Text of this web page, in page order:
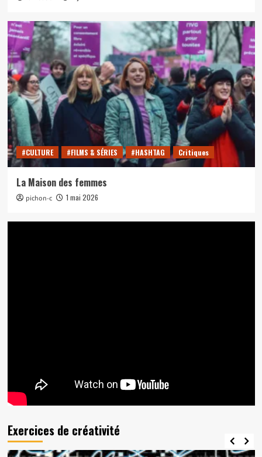
#CULTURE #FILMS & SÉRIES #HASHTAG Critiques
La Maison des femmes
pichon-c 1 mai 2026
Exercices de créativité